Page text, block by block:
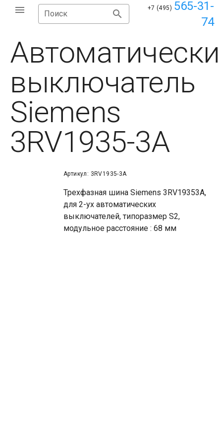
Поиск
+7 (495) 565-31-
74
выключатель
Siemens
3RV1935-3A
Артикул: 3RV1935-3A
Трехфазная шина Siemens 3RV19353A,
для 2-ух автоматических
выключателей, типоразмер S2,
модульное расстояние : 68 мм